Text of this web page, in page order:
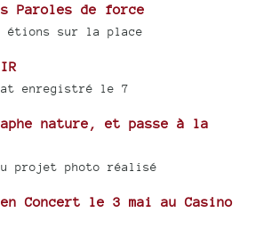
Paroles de force
étions sur la place
enregistré le 7
nature, et passe à la
projet photo réalisé
Concert le 3 mai au Casino